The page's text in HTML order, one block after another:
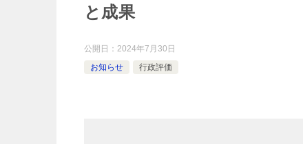
と成果
公開日： 2024年7月30日
お知らせ
行政評価